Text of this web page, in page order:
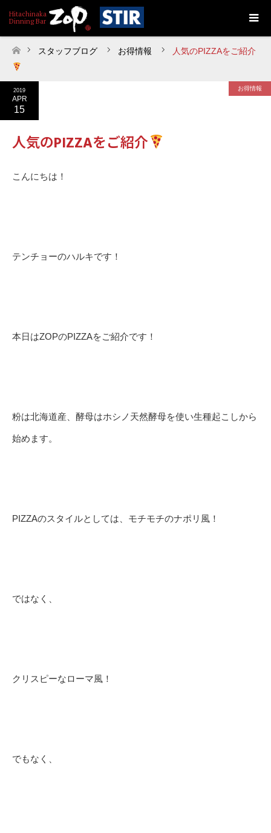
ホーム
スタッフブログ お得情報 人気のPIZZAをご紹介
2019
APR
15
お得情報
人気のPIZZAをご紹介
こんにちは！
テンチョーのハルキです！
本日はZOPのPIZZAをご紹介です！
粉は北海道産、酵母はホシノ天然酵母を使い生種起こしから
始めます。
PIZZAのスタイルとしては、モチモチのナポリ風！
ではなく、
クリスピーなローマ風！
でもなく、